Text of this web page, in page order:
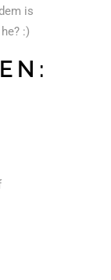
is
:)